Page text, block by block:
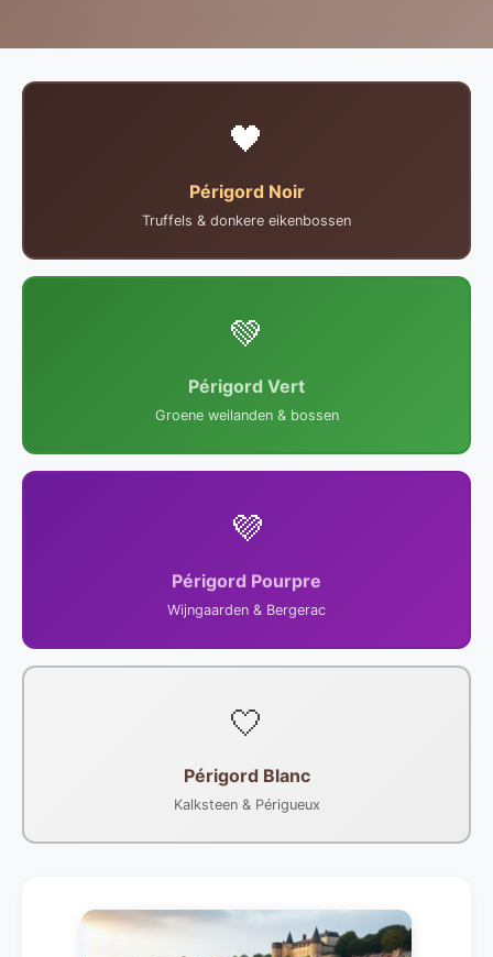
🖤
Périgord Noir
Truffels & donkere eikenbossen
💚
Périgord Vert
Groene weilanden & bossen
💜
Périgord Pourpre
Wijngaarden & Bergerac
🤍
Périgord Blanc
Kalksteen & Périgueux